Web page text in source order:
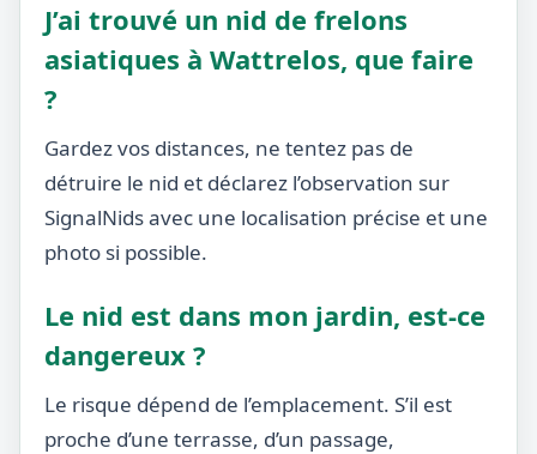
J’ai trouvé un nid de frelons
asiatiques à Wattrelos, que faire
?
Gardez vos distances, ne tentez pas de
détruire le nid et déclarez l’observation sur
SignalNids avec une localisation précise et une
photo si possible.
Le nid est dans mon jardin, est-ce
dangereux ?
Le risque dépend de l’emplacement. S’il est
proche d’une terrasse, d’un passage,